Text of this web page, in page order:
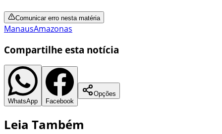
Comunicar erro nesta matéria
ManausAmazonas
Compartilhe esta notícia
WhatsApp Facebook
Opções
Leia Também